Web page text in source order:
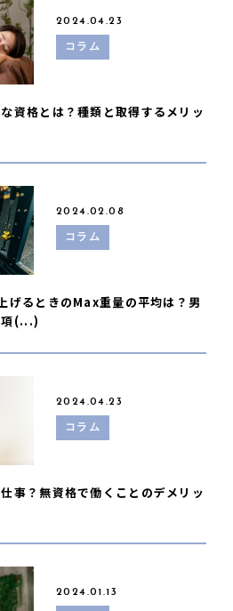
2024.04.23
コラム
資格とは？種類と取得するメリッ
2024.02.08
コラム
げるときのMax重量の平均は？男
項(...)
2024.04.23
コラム
事？無資格で働くことのデメリッ
2024.01.13